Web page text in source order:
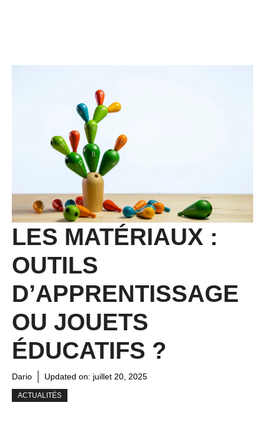
LES MATÉRIAUX :
OUTILS
D’APPRENTISSAGE
OU JOUETS
ÉDUCATIFS ?
Dario Updated on: juillet 20, 2025
ACTUALITÉS